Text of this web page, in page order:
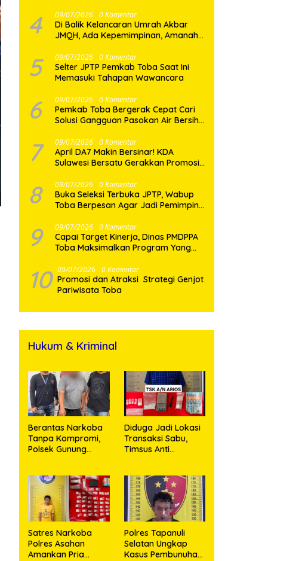
Pulih
4 09/07/2026 0 Komentar
Di Balik Kelancaran Umrah Akbar
JMQH, Ada Kepemimpinan, Amanah,
5 09/07/2026 0 Komentar
Selter JPTP Pemkab Toba Saat Ini
Memasuki Tahapan Wawancara
6 09/07/2026 0 Komentar
Pemkab Toba Bergerak Cepat Cari
Solusi Gangguan Pasokan Air Bersih
7 09/07/2026 0 Komentar
April DA7 Makin Bersinar! KDA
Sulawesi Bersatu Gerakkan Promosi
8 09/07/2026 0 Komentar
Buka Seleksi Terbuka JPTP, Wabup
Toba Berpesan Agar Jadi Pemimpin
9 09/07/2026 0 Komentar
Capai Target Kinerja, Dinas PMDPPA
Toba Maksimalkan Program Yang
10 09/07/2026 0 Komentar
Promosi dan Atraksi Strategi Genjot
Pariwisata Toba
Hukum & Kriminal
Berantas Narkoba
Tanpa Kompromi,
Polsek Gunung
Nagori Karangsari
Diduga Jadi Lokasi
Transaksi Sabu,
Timsus Anti
Seorang Pria
dengan Barang
Bukti 63,67 Gram
Sabu
Satres Narkoba
Polres Asahan
Amankan Pria
Polres Tapanuli
Selatan Ungkap
Kasus Pembunuhan